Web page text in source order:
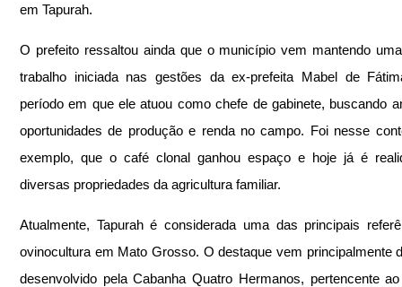
em Tapurah.
O prefeito ressaltou ainda que o município vem mantendo
trabalho iniciada nas gestões da ex-prefeita Mabel de
período em que ele atuou como chefe de gabinete, buscando
oportunidades de produção e renda no campo. Foi nesse
exemplo, que o café clonal ganhou espaço e hoje já é
diversas propriedades da agricultura familiar.
Atualmente, Tapurah é considerada uma das principais
ovinocultura em Mato Grosso. O destaque vem principalmente
desenvolvido pela Cabanha Quatro Hermanos, pertencente